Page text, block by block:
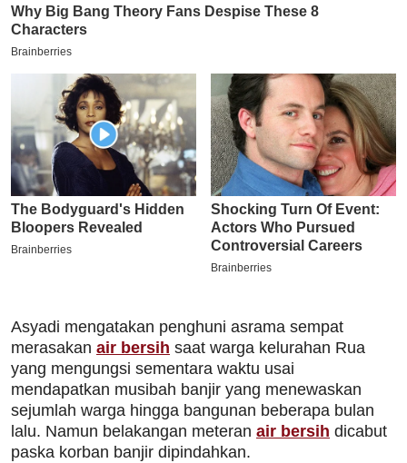
Asyadi mengatakan penghuni asrama sempat
merasakan air bersih saat warga kelurahan Rua
yang mengungsi sementara waktu usai
mendapatkan musibah banjir yang menewaskan
sejumlah warga hingga bangunan beberapa bulan
lalu. Namun belakangan meteran air bersih dicabut
paska korban banjir dipindahkan.